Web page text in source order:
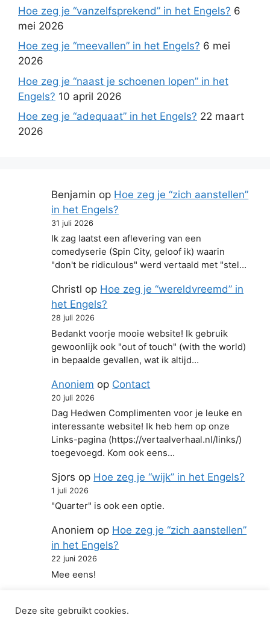
Hoe zeg je “vanzelfsprekend” in het Engels? 6
mei 2026
Hoe zeg je “meevallen” in het Engels? 6 mei
2026
Hoe zeg je “naast je schoenen lopen” in het
Engels? 10 april 2026
Hoe zeg je “adequaat” in het Engels? 22 maart
2026
Benjamin op Hoe zeg je “zich aanstellen”
in het Engels?
31 juli 2026
Ik zag laatst een aflevering van een
comedyserie (Spin City, geloof ik) waarin
"don't be ridiculous" werd vertaald met "stel…
Christl op Hoe zeg je “wereldvreemd” in
het Engels?
28 juli 2026
Bedankt voorje mooie website! Ik gebruik
gewoonlijk ook "out of touch" (with the world)
in bepaalde gevallen, wat ik altijd…
Anoniem op Contact
20 juli 2026
Dag Hedwen Complimenten voor je leuke en
interessante website! Ik heb hem op onze
Links-pagina (https://vertaalverhaal.nl/links/)
toegevoegd. Kom ook eens…
Sjors op Hoe zeg je “wijk” in het Engels?
1 juli 2026
"Quarter" is ook een optie.
Anoniem op Hoe zeg je “zich aanstellen”
in het Engels?
22 juni 2026
Mee eens!
Deze site gebruikt cookies.